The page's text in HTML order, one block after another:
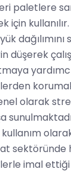
paletlere
için
düşerek
olarak
olarak
imal